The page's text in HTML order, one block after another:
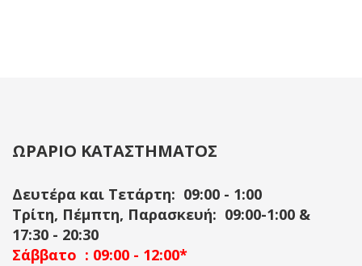
ΩΡΑΡΙΟ ΚΑΤΑΣΤΗΜΑΤΟΣ
Δευτέρα και Τετάρτη: 09:00 - 1:00
Τρίτη, Πέμπτη, Παρασκευή: 09:00-1:00 &
17:30 - 20:30
Σάββατο : 09:00 - 12:00*